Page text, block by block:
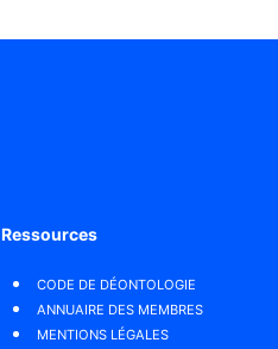
Ressources
CODE DE DÉONTOLOGIE
ANNUAIRE DES MEMBRES
MENTIONS LÉGALES